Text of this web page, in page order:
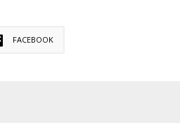
FACEBOOK